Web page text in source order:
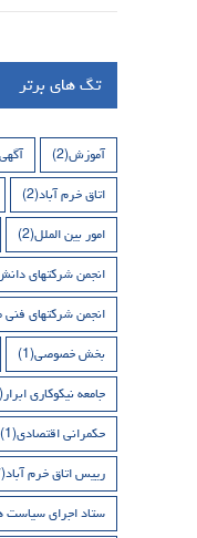
تگ های برتر
آموزش(2) آگهی
اتاق خرم آباد(2)
امور بین الملل(2)
انجمن شرکتهای
انجمن شرکتهای
بخش خصوصی(1)
جامعه نیکوکاری ابرار(1)
حکمرانی اقتصادی(1)
رییس اتاق خرم آباد(7)
ستاد اجرای سیاست